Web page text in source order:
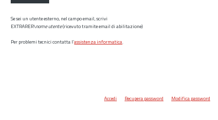
Se sei un utente esterno, nel campo email, scrivi
EXTRARER\nome utente(ricevuto tramite email di abilitazione)
Per problemi tecnici contatta l’assistenza informatica.
Accedi Recupera password Modifica password